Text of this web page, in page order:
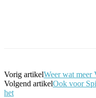
Vorig artikelWeer wat meer
Volgend artikelOok voor
het